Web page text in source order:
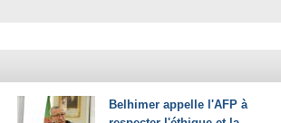
Belhimer appelle l'AFP à